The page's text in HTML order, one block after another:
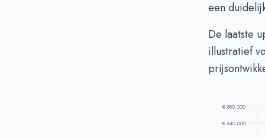
een
De laatste
illustratief
€ 880.000
€ 840.000